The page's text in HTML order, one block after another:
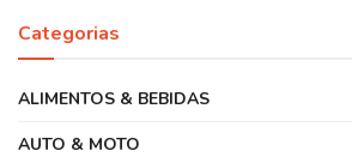
Categorias
ALIMENTOS & BEBIDAS
AUTO & MOTO